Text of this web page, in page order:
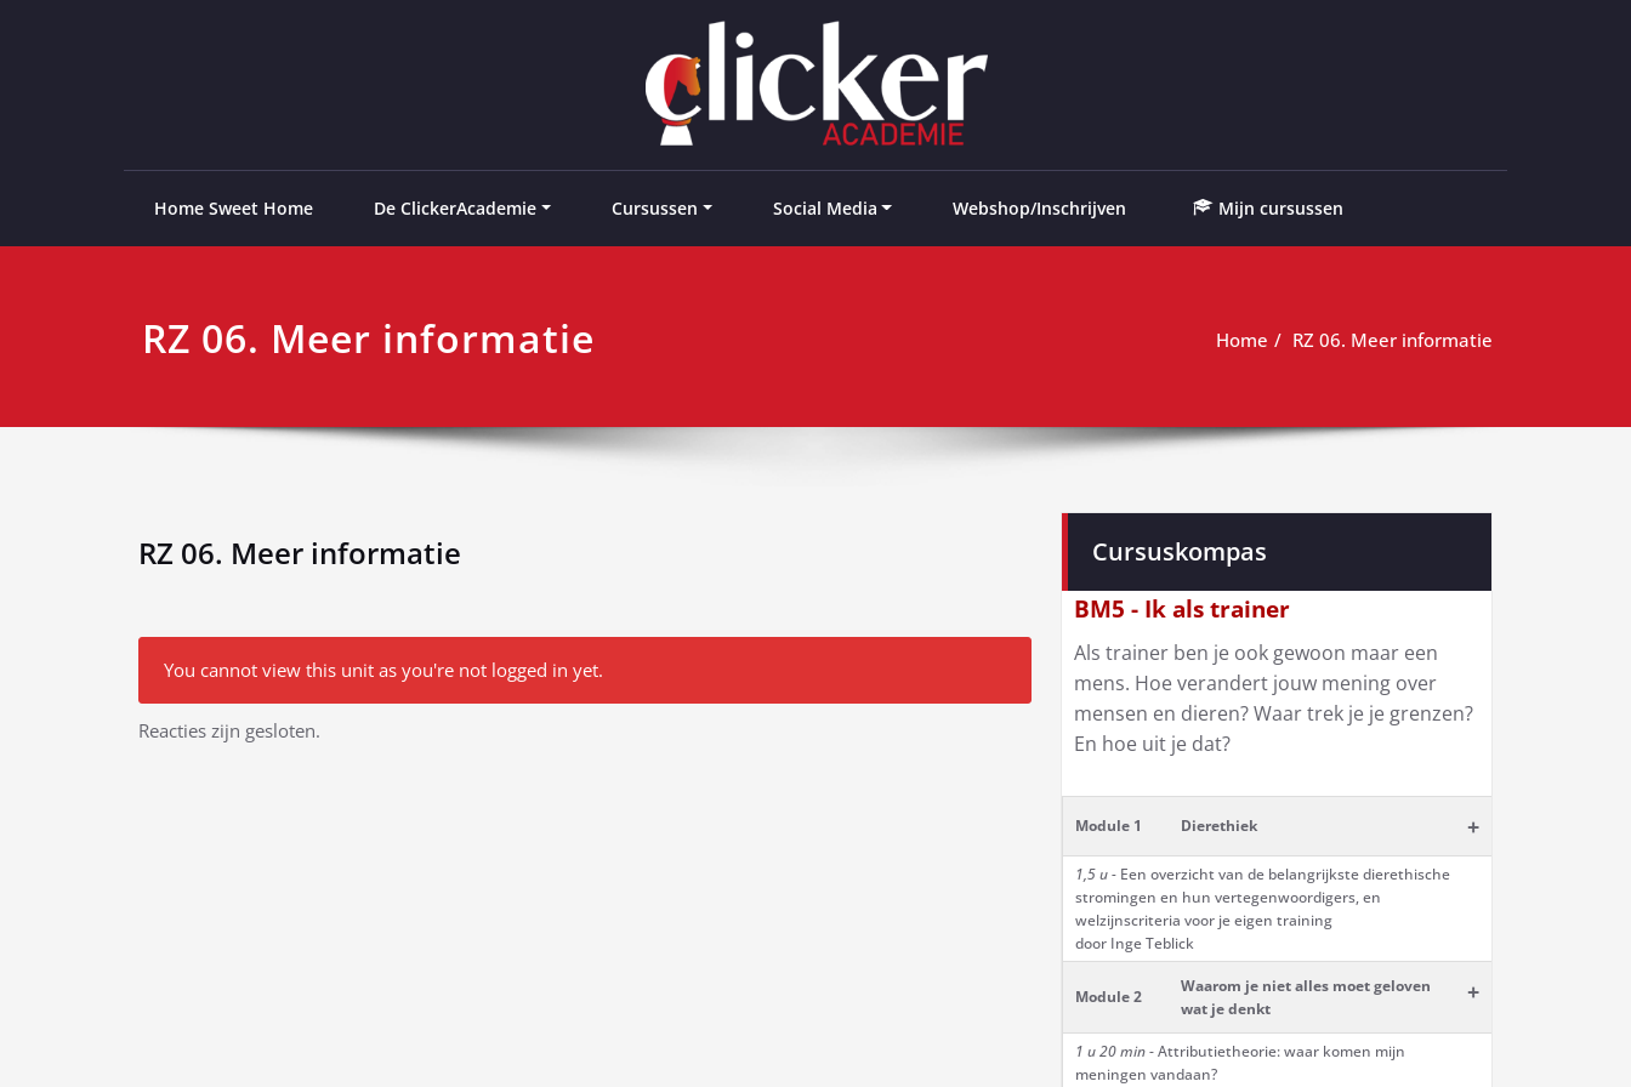
Home Sweet Home De ClickerAcademie Cursussen Social Media Webshop/Inschrijven Mijn cursussen
RZ 06. Meer informatie Home RZ 06. Meer informatie
RZ 06. Meer informatie
You cannot view this unit as you're not logged in yet.
Bericht
Reacties zijn gesloten.
Cursuskompas
BM5 - Ik als trainer
Als trainer ben je ook gewoon maar een
mens. Hoe verandert jouw mening over
mensen en dieren? Waar trek je je grenzen?
En hoe uit je dat?
Module 1 Dierethiek +
1,5 u - Een overzicht van de belangrijkste dierethische
stromingen en hun vertegenwoordigers, en
welzijnscriteria voor je eigen training
door Inge Teblick
Module 2
Waarom je niet alles moet geloven
wat je denkt
+
1 u 20 min- Attributietheorie: waar komen mijn
meningen vandaan?